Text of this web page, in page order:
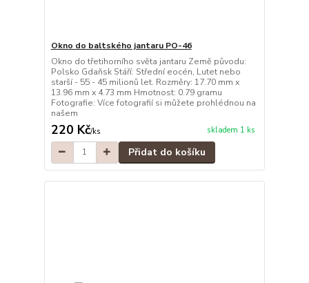
Okno do baltského jantaru PO-46
Okno do třetihorního světa jantaru Země původu:
Polsko Gdaňsk Stáří: Střední eocén, Lutet nebo
starší - 55 - 45 milionů let. Rozměry: 17.70 mm x
13.96 mm x 4.73 mm Hmotnost: 0.79 gramu
Fotografie: Více fotografií si můžete prohlédnou na
našem
220 Kč/ks skladem 1 ks
Přidat do košíku